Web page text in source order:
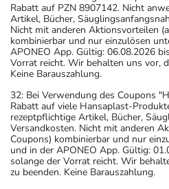
Rabatt auf PZN 8907142. Nicht
Artikel, Bücher,
Nicht mit anderen Aktionsvorteilen
kombinierbar und nur einzulösen
APONEO App. Gültig: 06.08.2026
Vorrat reicht. Wir behalten uns vor,
Keine Barauszahlung.
32: Bei Verwendung des Coupons
Rabatt auf viele Hansaplast-
rezeptpflichtige Artikel, Bücher,
Versandkosten. Nicht mit anderen
Coupons) kombinierbar und nur
und in der APONEO App. Gültig:
solange der Vorrat reicht. Wir
zu beenden. Keine Barauszahlung.